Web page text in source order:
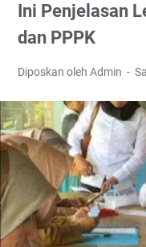
Ini Penjelasan
dan PPPK
Diposkan oleh Admin